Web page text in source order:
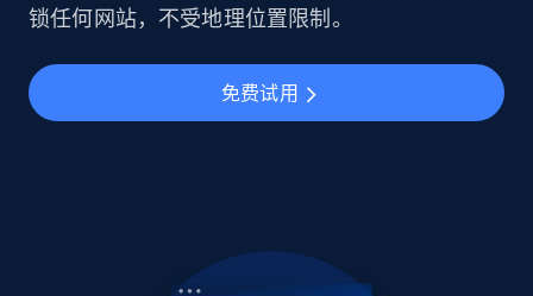
锁任何网站，不受地理位置限制。
免费试用